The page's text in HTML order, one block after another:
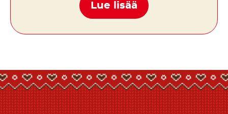
Lue lisää